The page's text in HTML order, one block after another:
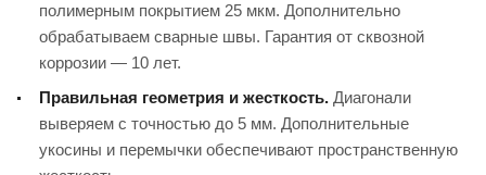
полимерным покрытием 25 мкм. Дополнительно
обрабатываем сварные швы. Гарантия от сквозной
коррозии — 10 лет.
Правильная геометрия и жесткость. Диагонали
выверяем с точностью до 5 мм. Дополнительные
укосины и перемычки обеспечивают пространственную